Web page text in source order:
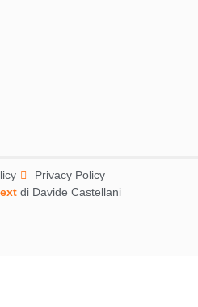
Privacy Policy
di Davide Castellani